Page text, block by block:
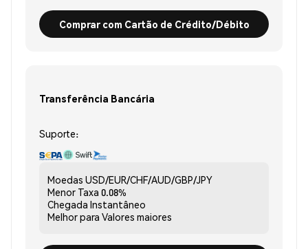
Comprar com Cartão de Crédito/Débito
Transferência Bancária
Suporte:
Moedas USD/EUR/CHF/AUD/GBP/JPY
Menor Taxa 0.08%
Chegada Instantâneo
Melhor para Valores maiores